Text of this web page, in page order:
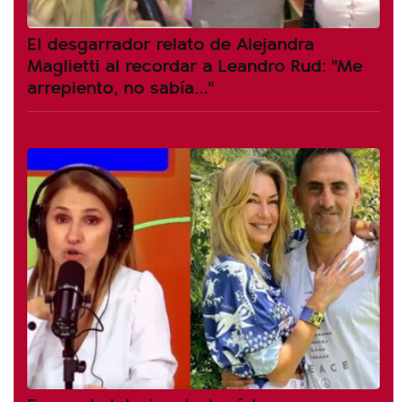
El desgarrador relato de Alejandra
Maglietti al recordar a Leandro Rud: "Me
arrepiento, no sabía..."